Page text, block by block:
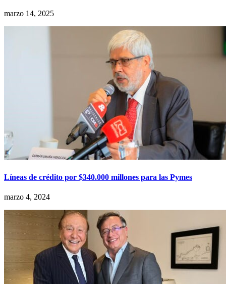
marzo 14, 2025
Líneas de crédito por $340.000 millones para las Pymes
marzo 4, 2024